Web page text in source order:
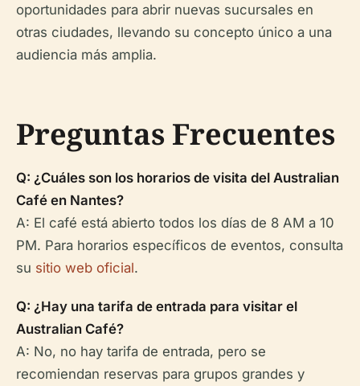
oportunidades para abrir nuevas sucursales en
otras ciudades, llevando su concepto único a una
audiencia más amplia.
Preguntas Frecuentes
Q: ¿Cuáles son los horarios de visita del Australian
Café en Nantes?
A: El café está abierto todos los días de 8 AM a 10
PM. Para horarios específicos de eventos, consulta
su sitio web oficial.
Q: ¿Hay una tarifa de entrada para visitar el
Australian Café?
A: No, no hay tarifa de entrada, pero se
recomiendan reservas para grupos grandes y